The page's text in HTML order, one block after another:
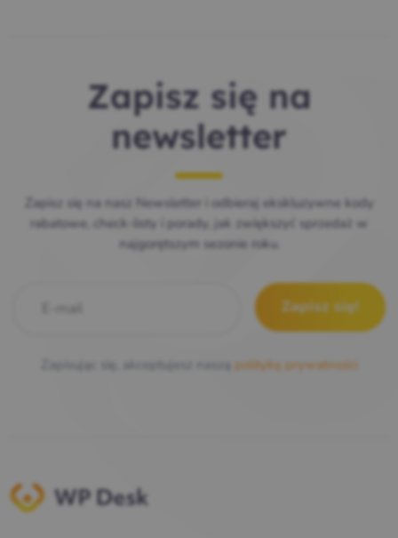
Zapisz się na
newsletter
Zapisz się na nasz Newsletter i odbieraj ekskluzywne kody
rabatowe, check-listy i porady, jak zwiększyć sprzedaż w
najgorętszym sezonie roku.
E-mail*
Zapisując się, akceptujesz naszą politykę prywatności